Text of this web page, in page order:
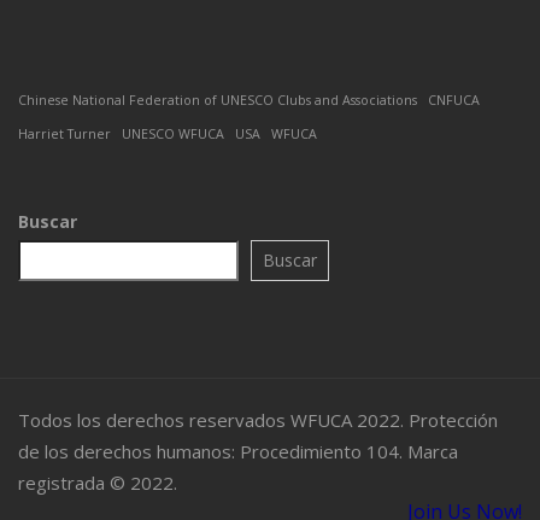
Chinese National Federation of UNESCO Clubs and Associations
CNFUCA
Harriet Turner
UNESCO WFUCA USA WFUCA
Buscar
Buscar
Todos los derechos reservados WFUCA 2022. Protección
de los derechos humanos: Procedimiento 104. Marca
registrada © 2022.
Join Us Now!